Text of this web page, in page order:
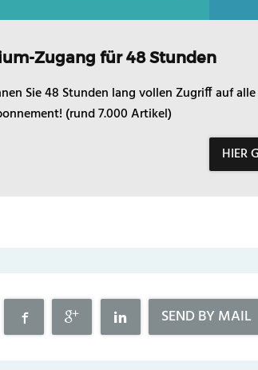
Zugang für 48 Stunden
Sie 48 Stunden lang vollen Zugriff auf
(rund 7.000 Artikel)
HIER
SEND BY MAIL